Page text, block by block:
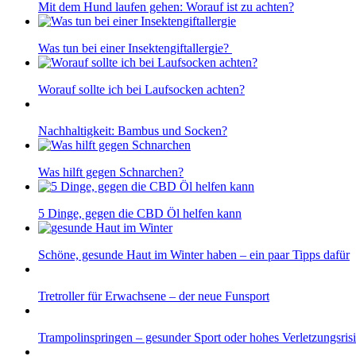
Mit dem Hund laufen gehen: Worauf ist zu achten?
Was tun bei einer Insektengiftallergie?
Worauf sollte ich bei Laufsocken achten?
Nachhaltigkeit: Bambus und Socken?
Was hilft gegen Schnarchen?
5 Dinge, gegen die CBD Öl helfen kann
Schöne, gesunde Haut im Winter haben – ein paar Tipps dafür
Tretroller für Erwachsene – der neue Funsport
Trampolinspringen – gesunder Sport oder hohes